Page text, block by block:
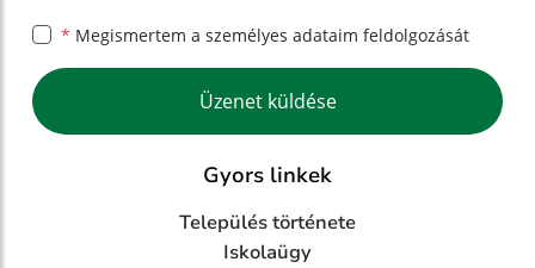
* Megismertem a személyes adataim feldolgozását
Google reCaptcha Response
Üzenet küldése
Gyors linkek
Település története
Iskolaügy